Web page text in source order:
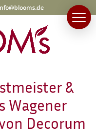
&
Wagener
Decorum